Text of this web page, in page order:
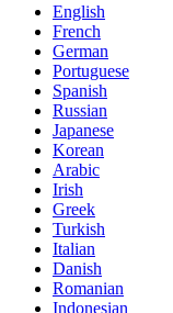
English
French
German
Portuguese
Spanish
Russian
Japanese
Korean
Arabic
Irish
Greek
Turkish
Italian
Danish
Romanian
Indonesian